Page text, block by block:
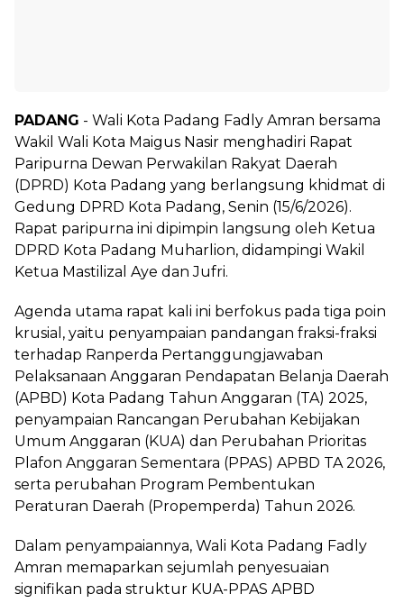
PADANG - Wali Kota Padang Fadly Amran bersama
Wakil Wali Kota Maigus Nasir menghadiri Rapat
Paripurna Dewan Perwakilan Rakyat Daerah
(DPRD) Kota Padang yang berlangsung khidmat di
Gedung DPRD Kota Padang, Senin (15/6/2026).
Rapat paripurna ini dipimpin langsung oleh Ketua
DPRD Kota Padang Muharlion, didampingi Wakil
Ketua Mastilizal Aye dan Jufri.
Agenda utama rapat kali ini berfokus pada tiga poin
krusial, yaitu penyampaian pandangan fraksi-fraksi
terhadap Ranperda Pertanggungjawaban
Pelaksanaan Anggaran Pendapatan Belanja Daerah
(APBD) Kota Padang Tahun Anggaran (TA) 2025,
penyampaian Rancangan Perubahan Kebijakan
Umum Anggaran (KUA) dan Perubahan Prioritas
Plafon Anggaran Sementara (PPAS) APBD TA 2026,
serta perubahan Program Pembentukan
Peraturan Daerah (Propemperda) Tahun 2026.
Dalam penyampaiannya, Wali Kota Padang Fadly
Amran memaparkan sejumlah penyesuaian
signifikan pada struktur KUA-PPAS APBD